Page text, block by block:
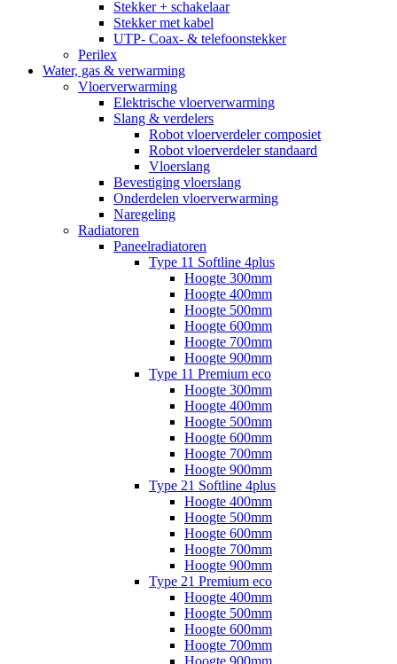
Stekker + schakelaar
Stekker met kabel
UTP- Coax- & telefoonstekker
Perilex
Water, gas & verwarming
Vloerverwarming
Elektrische vloerverwarming
Slang & verdelers
Robot vloerverdeler composiet
Robot vloerverdeler standaard
Vloerslang
Bevestiging vloerslang
Onderdelen vloerverwarming
Naregeling
Radiatoren
Paneelradiatoren
Type 11 Softline 4plus
Hoogte 300mm
Hoogte 400mm
Hoogte 500mm
Hoogte 600mm
Hoogte 700mm
Hoogte 900mm
Type 11 Premium eco
Hoogte 300mm
Hoogte 400mm
Hoogte 500mm
Hoogte 600mm
Hoogte 700mm
Hoogte 900mm
Type 21 Softline 4plus
Hoogte 400mm
Hoogte 500mm
Hoogte 600mm
Hoogte 700mm
Hoogte 900mm
Type 21 Premium eco
Hoogte 400mm
Hoogte 500mm
Hoogte 600mm
Hoogte 700mm
Hoogte 900mm